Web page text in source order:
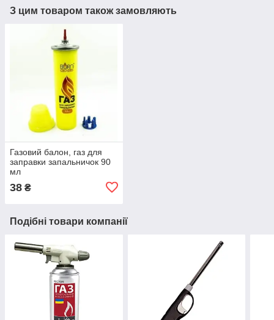
З цим товаром також замовляють
Газовий балон, газ для
заправки запальничок 90
мл
38 ₴
Подібні товари компанії